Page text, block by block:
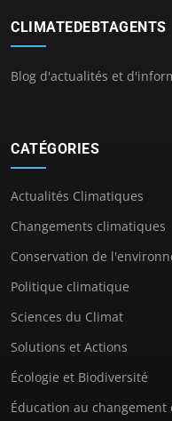
CLIMATEDEBTAGENTS
Blog d'actualités et
CATÉGORIES
Actualités Climatiques
Changements climatiques
Conservation de
Politique climatique
Sciences du Climat
Solutions et Actions
Écologie et Biodiversité
Éducation au